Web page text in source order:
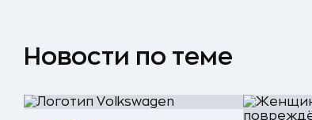
Новости по теме